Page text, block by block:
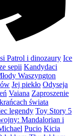
Patrol i dinozaury Ice
sepii Kandydaci
Waszyngton
Jej piekło Odyseja
Vaiana Zaproszenie
świata
legendy Toy Story 5
Mandalorian i
Pucio Kicia